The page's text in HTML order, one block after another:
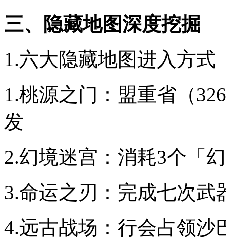
三、隐藏地图深度挖掘
1.六大隐藏地图进入方式
1.桃源之门：盟重省（
发
2.幻境迷宫：消耗3个「
3.命运之刃：完成七次武
4.远古战场：行会占领沙